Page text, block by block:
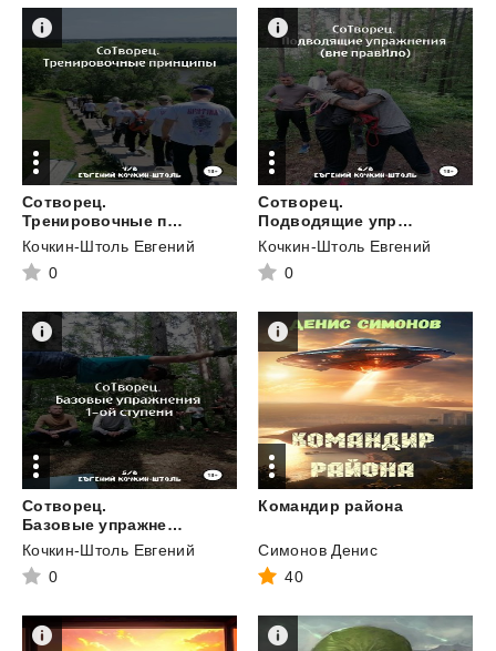
Сотворец.
Тренировочные принципы
Кочкин-Штоль Евгений
0
Сотворец.
Подводящие упражнения. Вне правИло
Кочкин-Штоль Евгений
0
Сотворец.
Базовые упражнения I-й ступени
Кочкин-Штоль Евгений
0
Командир района
Симонов Денис
40